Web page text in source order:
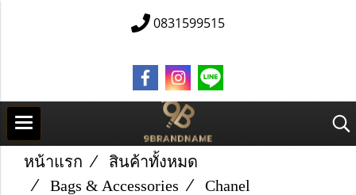
0831599515
หน้าแรก
สินค้าทั้งหมด
Bags & Accessories
Chanel